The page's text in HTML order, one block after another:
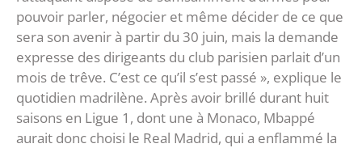
pouvoir parler, négocier et même décider de ce que
sera son avenir à partir du 30 juin, mais la demande
expresse des dirigeants du club parisien parlait d’un
mois de trêve. C’est ce qu’il s’est passé », explique le
quotidien madrilène. Après avoir brillé durant huit
saisons en Ligue 1, dont une à Monaco, Mbappé
aurait donc choisi le Real Madrid, qui a enflammé la